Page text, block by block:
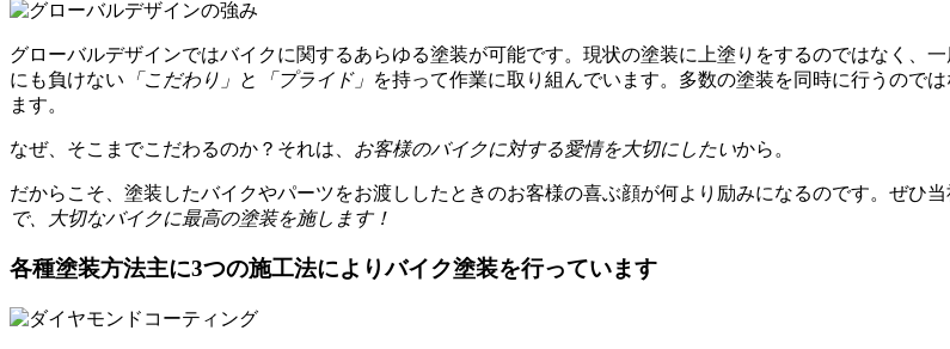
グローバルデザインではバイクに関するあらゆる塗装が可能です。現状の塗装に上塗りをするのではなく、
にも負けない 「こだわり」 と 「プライド」 を持って作業に取り組んでいます。多数の塗装を同時に行うので
ます。
なぜ、そこまでこだわるのか？それは、 お客様のバイクに対する愛情を大切にしたいから。
だからこそ、塗装したバイクやパーツをお渡ししたときのお客様の喜ぶ顔が何より励みになるのです。ぜひ
で、大切なバイクに最高の塗装を施します！
各種塗装方法主に3つの施工法によりバイク塗装を行っています